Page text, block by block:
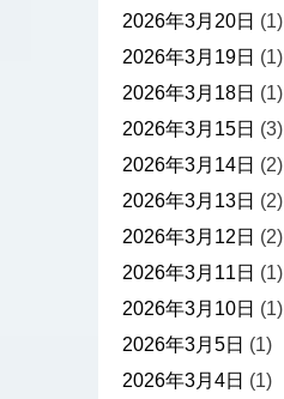
2026年3月20日 (1)
2026年3月19日 (1)
2026年3月18日 (1)
2026年3月15日 (3)
2026年3月14日 (2)
2026年3月13日 (2)
2026年3月12日 (2)
2026年3月11日 (1)
2026年3月10日 (1)
2026年3月5日 (1)
2026年3月4日 (1)